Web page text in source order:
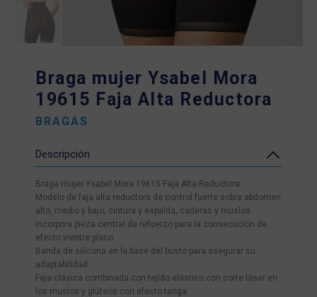
Braga mujer Ysabel Mora
19615 Faja Alta Reductora
BRAGAS
Descripción
Braga mujer Ysabel Mora 19615 Faja Alta Reductora
Modelo de faja alta reductora de control fuerte sobre abdomen
alto, medio y bajo, cintura y espalda, caderas y muslos.
Incorpora pieza central de refuerzo para la consecución de
efecto vientre plano.
Banda de silicona en la base del busto para asegurar su
adaptabilidad.
Faja clásica combinada con tejido elástico con corte láser en
los muslos y glúteos con efecto tanga.